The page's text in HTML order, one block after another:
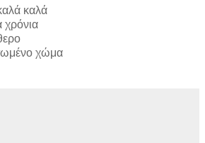
καλά
χρόνια
χώμα